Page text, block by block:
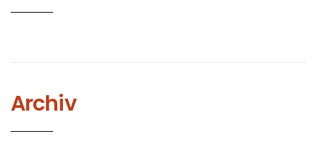
Archiv